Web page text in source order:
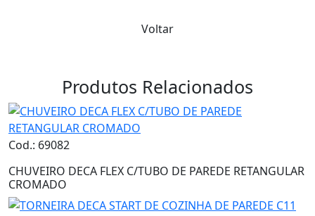
Voltar
Produtos Relacionados
Cod.: 69082
CHUVEIRO DECA FLEX C/TUBO DE PAREDE RETANGULAR
CROMADO